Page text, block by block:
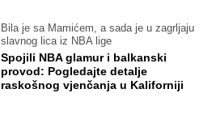
Bila je sa Mamićem, a sada je u zagrljaju
slavnog lica iz NBA lige
Spojili NBA glamur i balkanski
provod: Pogledajte detalje
raskošnog vjenčanja u Kaliforniji